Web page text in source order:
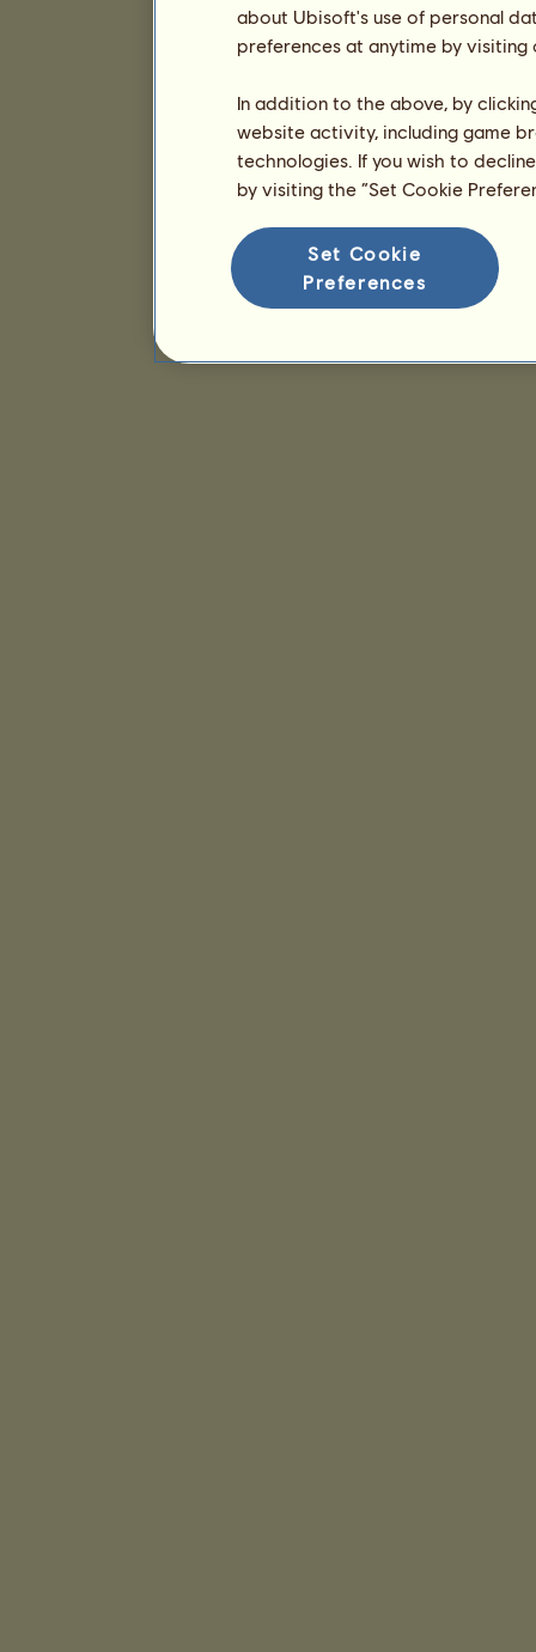
about Ubisoft's use of personal
preferences at anytime by
In addition to the above, by
website activity, including game
technologies. If you wish to
by visiting the “Set Cookie
Set Cookie
Preferences